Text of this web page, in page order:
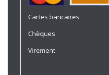
Cartes bancaires
Chèques
Virement